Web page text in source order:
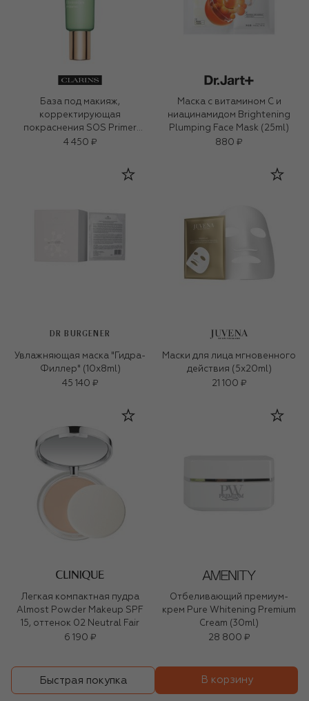
База под макияж,
корректирующая
покраснения SOS Primer
(30ml)
4 450 ₽
Маска с витамином С и
ниацинамидом Brightening
Plumping Face Mask (25ml)
880 ₽
DR BURGENER
Увлажняющая маска "Гидра-
Филлер" (10x8ml)
45 140 ₽
Маски для лица мгновенного
действия (5x20ml)
21 100 ₽
Легкая компактная пудра
Almost Powder Makeup SPF
15, оттенок 02 Neutral Fair
6 190 ₽
Отбеливающий премиум-
крем Pure Whitening Premium
Cream (30ml)
28 800 ₽
Быстрая покупка В корзину